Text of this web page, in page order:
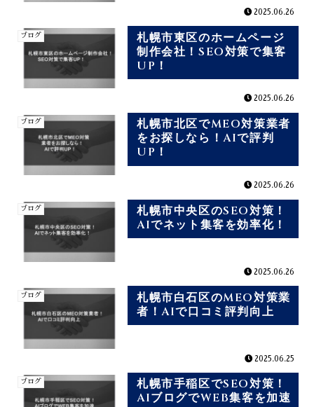
2025.06.26
ブログ
札幌市東区のホームページ
制作会社！SEO対策で集客
UP！
2025.06.26
ブログ
札幌市北区でMEO対策業者
をお探しなら！AIで評判
UP！
2025.06.26
ブログ
札幌市中央区のSEO対策！
AIでネット集客を効率化！
2025.06.26
ブログ
札幌市白石区のMEO対策業
者！AIで口コミ評判向上
2025.06.25
ブログ
札幌市手稲区でSEO対策！
AIブログでWEB集客を加速